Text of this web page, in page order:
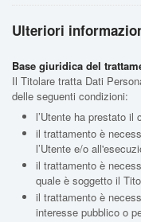
Ulteriori
Base giuridica del
Il Titolare tratta Dati
delle seguenti condizioni:
l’Utente ha prestato
il trattamento è
l’Utente e/o
il trattamento è
quale è soggetto il
il trattamento è
interesse pubblico o